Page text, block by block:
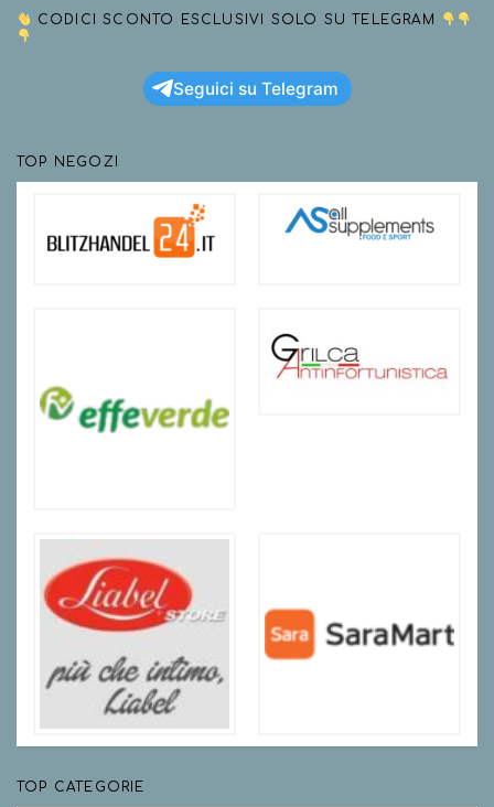
CODICI SCONTO ESCLUSIVI SOLO SU TELEGRAM
Seguici su Telegram
TOP NEGOZI
TOP CATEGORIE